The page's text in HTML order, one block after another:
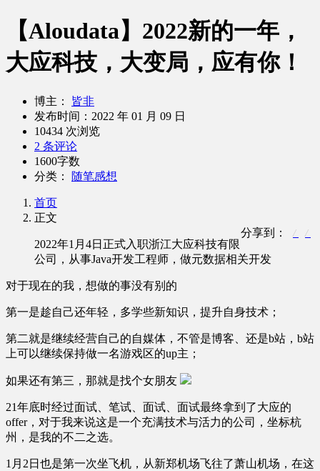
【Aloudata】2022新的一年，
大应科技，大变局，应有你！
博主：
皆非
发布时间： 2022 年 01 月 09 日
10434 次浏览
2 条评论
1600字数
分类：
随笔感想
首页
正文
分享到：
2022年1月4日正式入职浙江大应科技有限
公司，从事Java开发工程师，做元数据相关开发
对于现在的我，想做的事没有别的
第一是趁自己还年轻，多学些新知识，提升自身技术；
第二就是继续经营自己的自媒体，不管是博客、还是b站，b站
上可以继续保持做一名游戏区的up主；
如果还有第三，那就是找个女朋友
21年底时经过面试、笔试、面试、面试最终拿到了大应的
offer，对于我来说这是一个充满技术与活力的公司，坐标杭
州，是我的不二之选。
1月2日也是第一次坐飞机，从新郑机场飞往了萧山机场，在这